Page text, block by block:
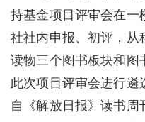
持基金项目评审会在一
社社内申报、初评，从
读物三个图书板块和图
此次项目评审会进行遴
自《解放日报》读书周